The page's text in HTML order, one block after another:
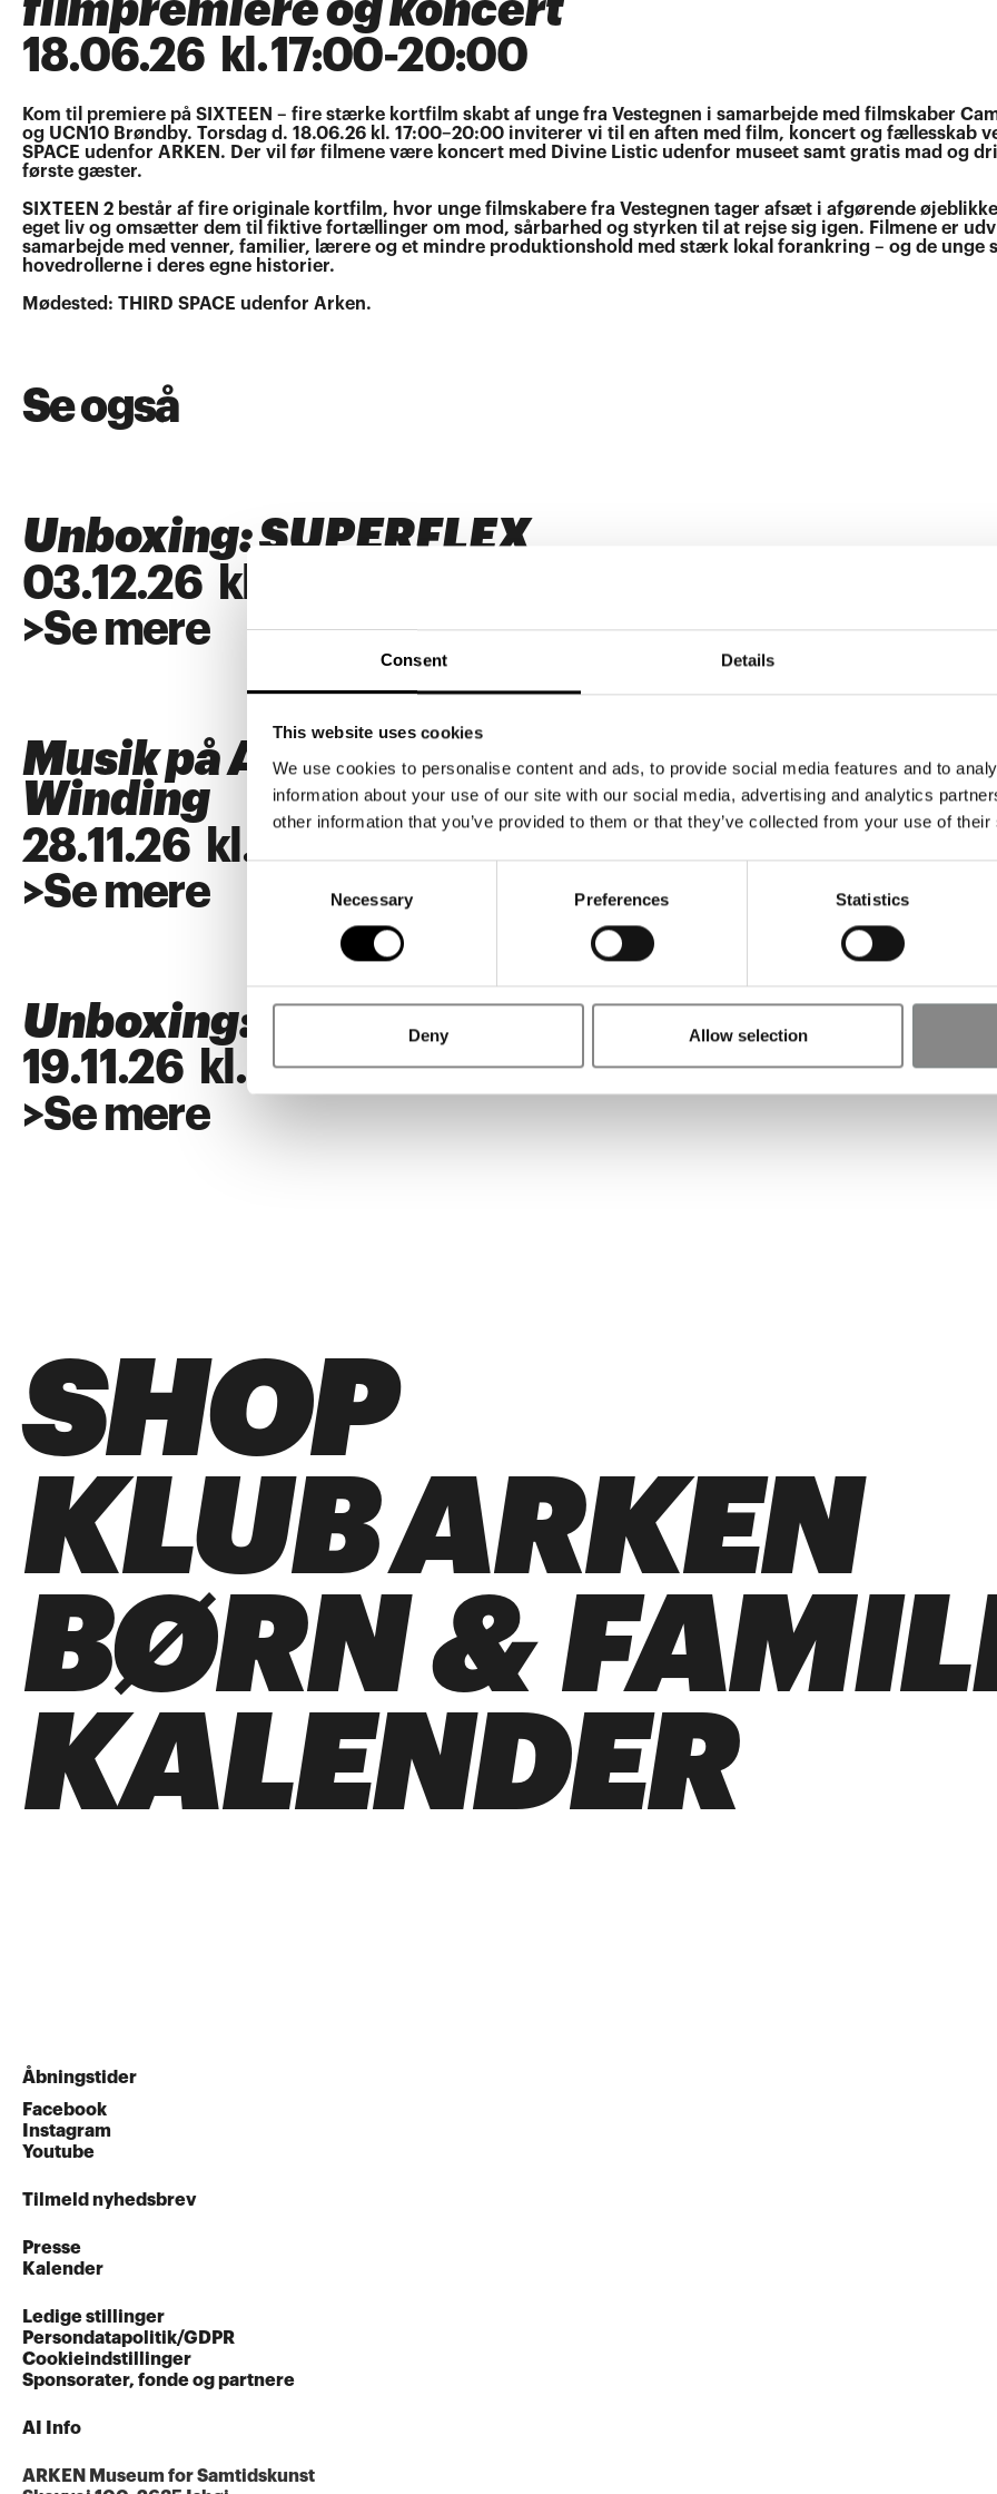
Consent Details
This website uses cookies
We use cookies to personalise content and ads, to provide social media features and to
information about your use of our site with our social media, advertising and analytics
other information that you’ve provided to them or that they’ve collected from your use of
Necessary Preferences Statistics
Deny Allow selection
filmpremiere og koncert
18.06.26 kl.17:00-20:00
Kom til premiere på SIXTEEN – fire stærke kortfilm skabt af unge fra Vestegnen i samarbejde med filmskaber
og UCN10 Brøndby. Torsdag d. 18.06.26 kl. 17:00–20:00 inviterer vi til en aften med film, koncert og fællesskab
SPACE udenfor ARKEN. Der vil før filmene være koncert med Divine Listic udenfor museet samt gratis mad og
første gæster.
SIXTEEN 2 består af fire originale kortfilm, hvor unge filmskabere fra Vestegnen tager afsæt i afgørende
eget liv og omsætter dem til fiktive fortællinger om mod, sårbarhed og styrken til at rejse sig igen. Filmene er
samarbejde med venner, familier, lærere og et mindre produktionshold med stærk lokal forankring – og de unge
hovedrollerne i deres egne historier.
Mødested: THIRD SPACE udenfor Arken.
Se også
Unboxing: SUPERFLEX
03.12.26 kl.
>Se mere
Musik på ARKEN: Alberte
Winding
28.11 .26 kl.
>Se mere
Unboxing: SUPERFLEX
19.11 .26 kl. 18:00
>Se mere
SHOP
KLUB ARKEN
BØRN &
KALENDER
Åbningstider
Facebook
Instagram
Youtube
Tilmeld nyhedsbrev
Presse
Kalender
Ledige stillinger
Persondatapolitik/GDPR
Cookieindstillinger
Sponsorater, fonde og partnere
AI Info
ARKEN Museum for Samtidskunst